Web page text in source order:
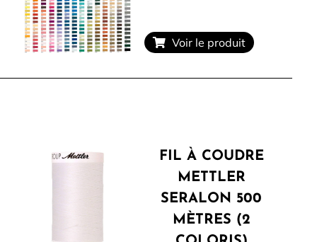
Voir le produit
FIL À COUDRE
METTLER
SERALON 500
MÈTRES (2